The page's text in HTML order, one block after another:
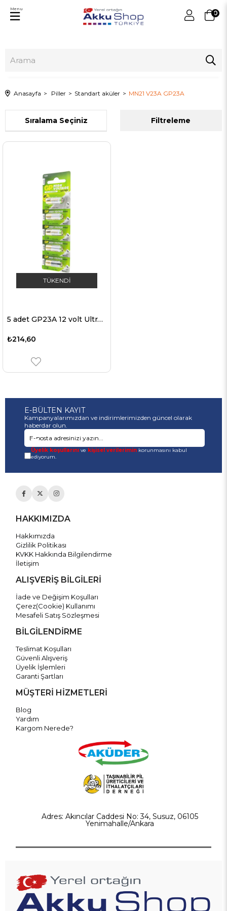
0
Menu
Anasayfa Piller Standart aküler MN21 V23A GP23A
Filtreleme
Sıralama
TÜKENDI
5 adet GP23A 12 volt Ultra Yüksek Gerilim Alkalin pil 23Ae, A23, VA23GA, MS21, MN21, 8LR932, 28x10mm
₺214,60
E-BÜLTEN KAYIT
Kampanyalarımızdan ve indirimlerimizden güncel olarak
haberdar olun.
Üyelik koşullarınıve kişisel verileriminkorunmasını kabul
ediyorum.
HAKKIMIZDA
Hakkımızda
Gizlilik Politikası
KVKK Hakkında Bilgilendirme
İletişim
ALIŞVERİŞ BİLGİLERİ
İade ve Değişim Koşulları
Çerez(Cookie) Kullanımı
Mesafeli Satış Sözleşmesi
BİLGİLENDİRME
Teslimat Koşulları
Güvenli Alışveriş
Üyelik İşlemleri
Garanti Şartları
MÜŞTERİ HİZMETLERİ
Blog
Yardım
Kargom Nerede?
Adres: Akıncılar Caddesi No: 34, Susuz, 06105
Yenimahalle/Ankara